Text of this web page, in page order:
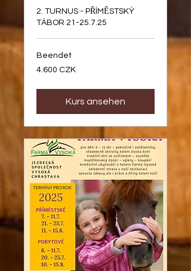
2. TURNUS - PŘÍMĚSTSKÝ
TÁBOR 21-25.7.25
Beendet
4.600
Tschechische
4.600 CZK
Kurs ansehen